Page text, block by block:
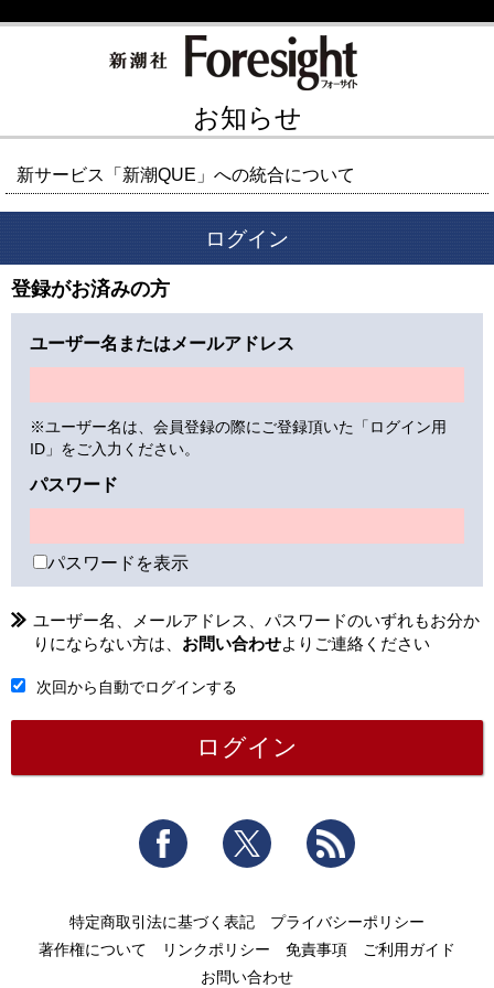
お知らせ
新サービス「新潮QUE」への統合について
ログイン
登録がお済みの方
ユーザー名またはメールアドレス
※ユーザー名は、会員登録の際にご登録頂いた「ログイン用
ID」をご入力ください。
パスワード
パスワードを表示
ユーザー名、メールアドレス、パスワードのいずれもお分か
りにならない方は、 お問い合わせよりご連絡ください
次回から自動でログインする
Facebook Twitter
特定商取引法に基づく表記
プライバシーポリシー
著作権について
リンクポリシー 免責事項
ご利用ガイド
お問い合わせ